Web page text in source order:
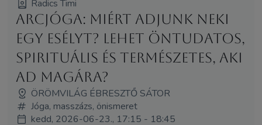
Radics Timi
Arcjóga: miért adjunk neki
egy esélyt? Lehet öntudatos,
spirituális és természetes, aki
ad magára?
ÖRÖMVILÁG ÉBRESZTŐ SÁTOR
Jóga, masszázs, önismeret
kedd, 2026-06-23., 17:15 - 18:45